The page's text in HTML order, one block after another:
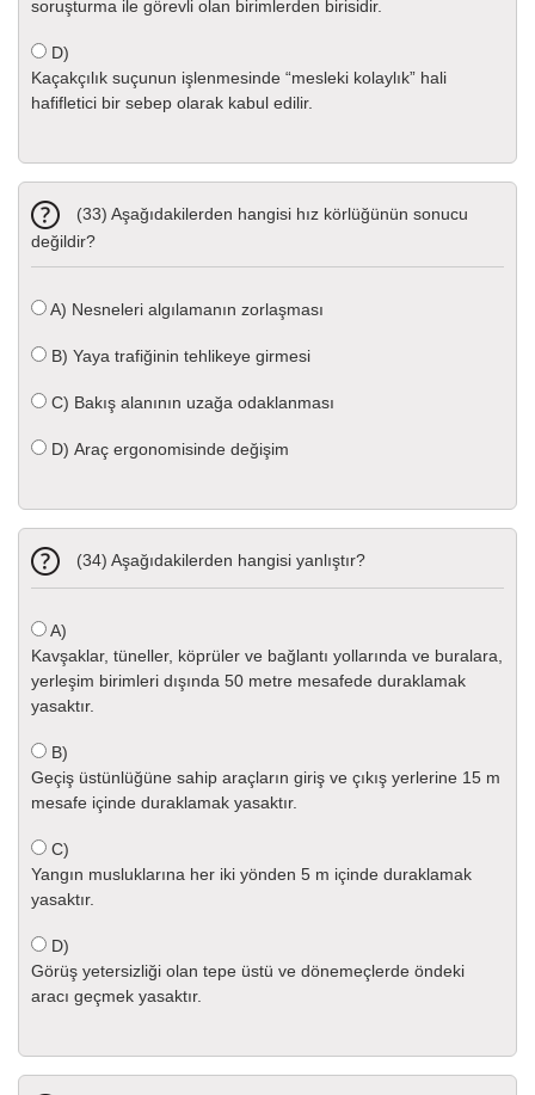
soruşturma ile görevli olan birimlerden birisidir.
D)
Kaçakçılık suçunun işlenmesinde “mesleki kolaylık” hali
hafifletici bir sebep olarak kabul edilir.
(33) Aşağıdakilerden hangisi hız körlüğünün sonucu
değildir?
A) Nesneleri algılamanın zorlaşması
B) Yaya trafiğinin tehlikeye girmesi
C) Bakış alanının uzağa odaklanması
D) Araç ergonomisinde değişim
(34) Aşağıdakilerden hangisi yanlıştır?
A)
Kavşaklar, tüneller, köprüler ve bağlantı yollarında ve buralara,
yerleşim birimleri dışında 50 metre mesafede duraklamak
yasaktır.
B)
Geçiş üstünlüğüne sahip araçların giriş ve çıkış yerlerine 15 m
mesafe içinde duraklamak yasaktır.
C)
Yangın musluklarına her iki yönden 5 m içinde duraklamak
yasaktır.
D)
Görüş yetersizliği olan tepe üstü ve dönemeçlerde öndeki
aracı geçmek yasaktır.